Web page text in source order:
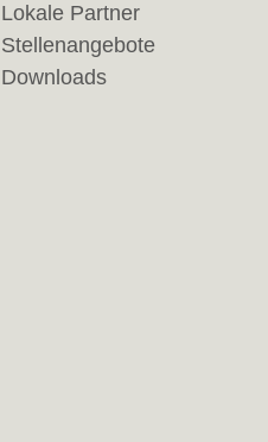
Lokale Partner
Stellenangebote
Downloads